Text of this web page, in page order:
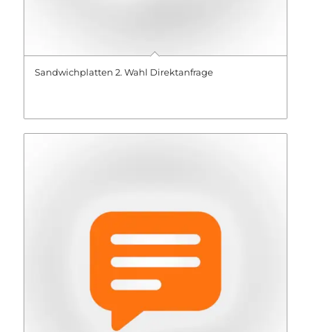
Sandwichplatten 2. Wahl Direktanfrage